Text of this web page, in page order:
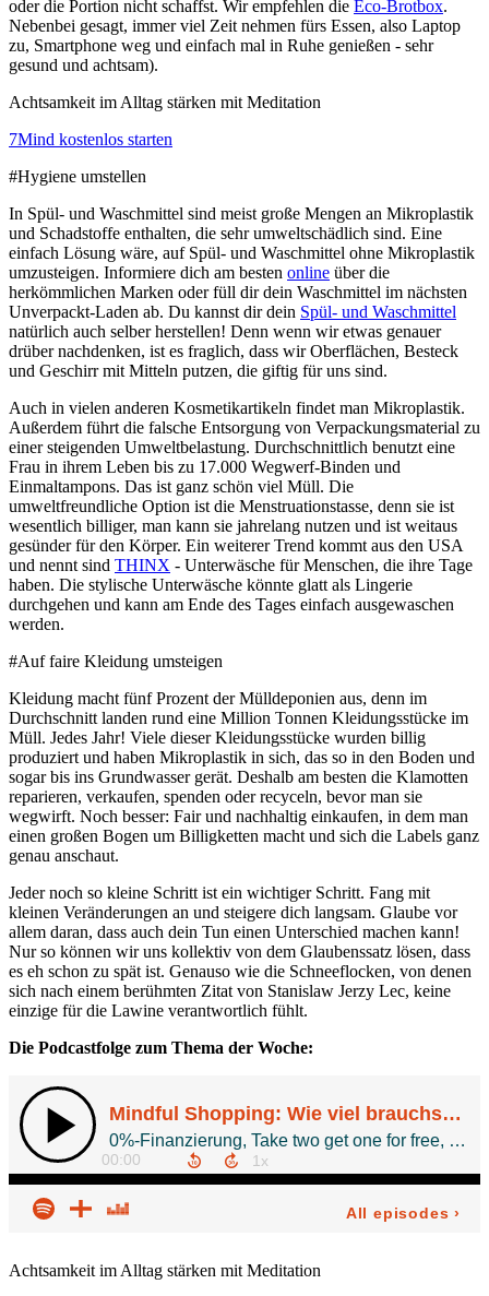
oder die Portion nicht schaffst. Wir empfehlen die Eco-Brotbox.
Nebenbei gesagt, immer viel Zeit nehmen fürs Essen, also Laptop
zu, Smartphone weg und einfach mal in Ruhe genießen - sehr
gesund und achtsam).
Achtsamkeit im Alltag stärken mit Meditation
7Mind kostenlos starten
#Hygiene umstellen
In Spül- und Waschmittel sind meist große Mengen an Mikroplastik
und Schadstoffe enthalten, die sehr umweltschädlich sind. Eine
einfach Lösung wäre, auf Spül- und Waschmittel ohne Mikroplastik
umzusteigen. Informiere dich am besten online über die
herkömmlichen Marken oder füll dir dein Waschmittel im nächsten
Unverpackt-Laden ab. Du kannst dir dein Spül- und Waschmittel
natürlich auch selber herstellen! Denn wenn wir etwas genauer
drüber nachdenken, ist es fraglich, dass wir Oberflächen, Besteck
und Geschirr mit Mitteln putzen, die giftig für uns sind.
Auch in vielen anderen Kosmetikartikeln findet man Mikroplastik.
Außerdem führt die falsche Entsorgung von Verpackungsmaterial zu
einer steigenden Umweltbelastung. Durchschnittlich benutzt eine
Frau in ihrem Leben bis zu 17.000 Wegwerf-Binden und
Einmaltampons. Das ist ganz schön viel Müll. Die
umweltfreundliche Option ist die Menstruationstasse, denn sie ist
wesentlich billiger, man kann sie jahrelang nutzen und ist weitaus
gesünder für den Körper. Ein weiterer Trend kommt aus den USA
und nennt sind THINX - Unterwäsche für Menschen, die ihre Tage
haben. Die stylische Unterwäsche könnte glatt als Lingerie
durchgehen und kann am Ende des Tages einfach ausgewaschen
werden.
#Auf faire Kleidung umsteigen
Kleidung macht fünf Prozent der Mülldeponien aus, denn im
Durchschnitt landen rund eine Million Tonnen Kleidungsstücke im
Müll. Jedes Jahr! Viele dieser Kleidungsstücke wurden billig
produziert und haben Mikroplastik in sich, das so in den Boden und
sogar bis ins Grundwasser gerät. Deshalb am besten die Klamotten
reparieren, verkaufen, spenden oder recyceln, bevor man sie
wegwirft. Noch besser: Fair und nachhaltig einkaufen, in dem man
einen großen Bogen um Billigketten macht und sich die Labels ganz
genau anschaut.
Jeder noch so kleine Schritt ist ein wichtiger Schritt. Fang mit
kleinen Veränderungen an und steigere dich langsam. Glaube vor
allem daran, dass auch dein Tun einen Unterschied machen kann!
Nur so können wir uns kollektiv von dem Glaubenssatz lösen, dass
es eh schon zu spät ist. Genauso wie die Schneeflocken, von denen
sich nach einem berühmten Zitat von Stanislaw Jerzy Lec, keine
einzige für die Lawine verantwortlich fühlt.
Die Podcastfolge zum Thema der Woche:
Achtsamkeit im Alltag stärken mit Meditation